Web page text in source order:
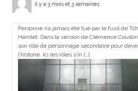
il y a 3 mois et 3 semaines
Personne n’a jamais été tué par le fusil de
Hamlet. Dans la version de Clémence
son rôle de personnage secondaire pour
l’histoire. Ici les rôles s’in […]